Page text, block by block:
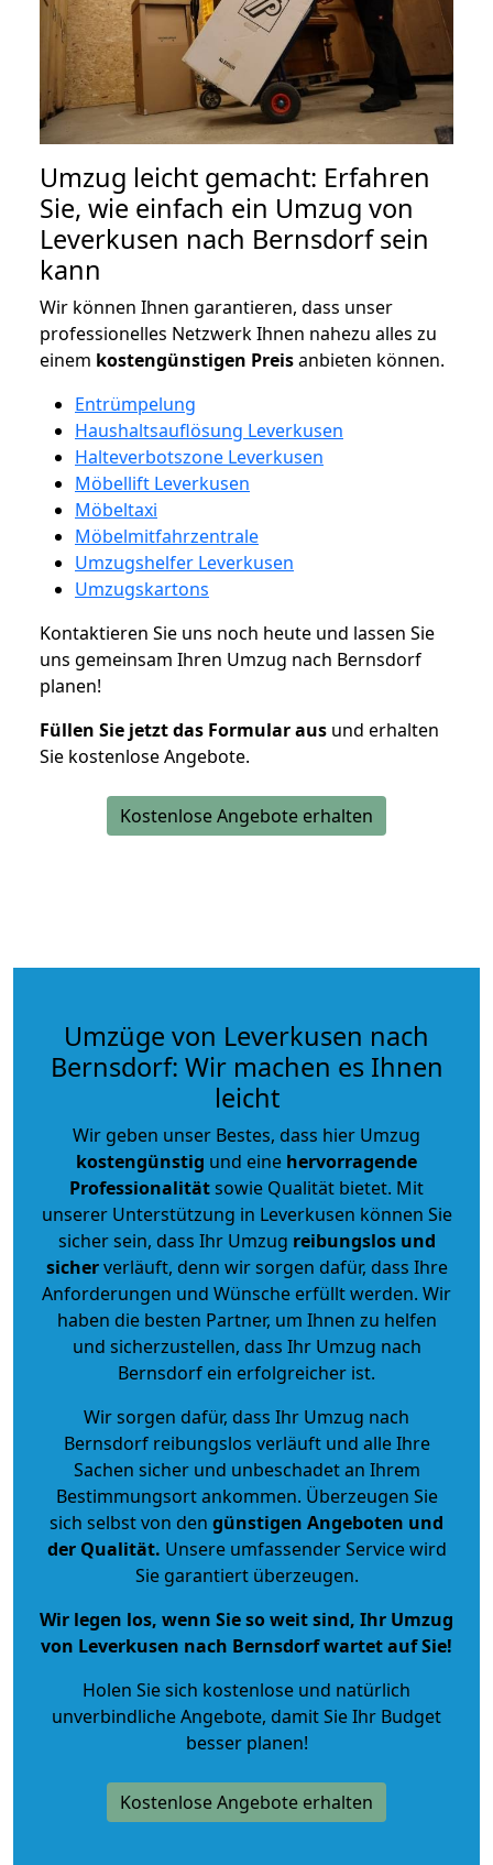
Umzug leicht gemacht: Erfahren
Sie, wie einfach ein Umzug von
Leverkusen nach Bernsdorf sein
kann
Wir können Ihnen garantieren, dass unser
professionelles Netzwerk Ihnen nahezu alles zu
einem kostengünstigen Preisanbieten können.
Entrümpelung
Haushaltsauflösung Leverkusen
Halteverbotszone Leverkusen
Möbellift Leverkusen
Möbeltaxi
Möbelmitfahrzentrale
Umzugshelfer Leverkusen
Umzugskartons
Kontaktieren Sie uns noch heute und lassen Sie
uns gemeinsam Ihren Umzug nach Bernsdorf
planen!
Füllen Sie jetzt das Formular aus und erhalten
Sie kostenlose Angebote.
Kostenlose Angebote erhalten
Umzüge von Leverkusen nach
Bernsdorf: Wir machen es Ihnen
leicht
Wir geben unser Bestes, dass hier Umzug
kostengünstig und eine hervorragende
Professionalitätsowie Qualität bietet. Mit
unserer Unterstützung in Leverkusen können Sie
sicher sein, dass Ihr Umzug reibungslos und
sicherverläuft, denn wir sorgen dafür, dass Ihre
Anforderungen und Wünsche erfüllt werden. Wir
haben die besten Partner, um Ihnen zu helfen
und sicherzustellen, dass Ihr Umzug nach
Bernsdorf ein erfolgreicher ist.
Wir sorgen dafür, dass Ihr Umzug nach
Bernsdorf reibungslos verläuft und alle Ihre
Sachen sicher und unbeschadet an Ihrem
Bestimmungsort ankommen. Überzeugen Sie
sich selbst von den günstigen Angeboten und
der Qualität. Unsere umfassender Service wird
Sie garantiert überzeugen.
Wir legen los, wenn Sie so weit sind, Ihr Umzug
von Leverkusen nach Bernsdorf wartet auf Sie!
Holen Sie sich kostenlose und natürlich
unverbindliche Angebote, damit Sie Ihr Budget
besser planen!
Kostenlose Angebote erhalten